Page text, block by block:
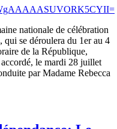
nationale de célébration
qui se déroulera du 1er au 4
de la République,
le mardi 28 juillet
par Madame Rebecca